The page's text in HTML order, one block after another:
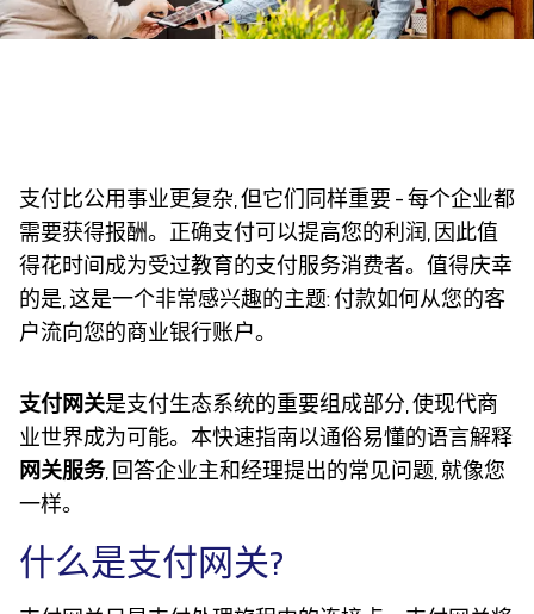
支付比公用事业更复杂, 但它们同样重要 - 每个企业都
需要获得报酬。正确支付可以提高您的利润, 因此值
得花时间成为受过教育的支付服务消费者。值得庆幸
的是, 这是一个非常感兴趣的主题: 付款如何从您的客
户流向您的商业银行账户。
支付网关是支付生态系统的重要组成部分, 使现代商
业世界成为可能。本快速指南以通俗易懂的语言解释
网关服务, 回答企业主和经理提出的常见问题, 就像您
一样。
什么是支付网关?